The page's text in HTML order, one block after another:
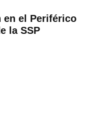
en el Periférico
la SSP